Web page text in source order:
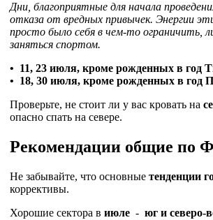
Дни, благоприятные для начала
отказа от вредных привычек. Энергии
просто было себя в чем-то ограничить,
заняться спортом.
• 11, 23 июля, кроме рожденных в год
• 18, 30 июля, кроме рожденных в год
Проверьте, не стоит ли у вас кровать на
опасно спать на севере.
Рекомендации общие по
Не забывайте, что основные тенденции
коррективы.
Хорошие сектора в июле - юг и северо-